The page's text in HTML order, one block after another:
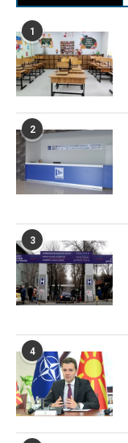
1
2
3
4